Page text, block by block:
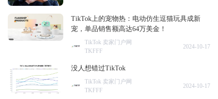
TikTok上的宠物热：电动仿生逗猫玩具成新
宠，单品销售额高达64万美金！
TikTok 卖家门户网
TKFFF
2024-10-17
没人想错过TikTok
TikTok 卖家门户网
TKFFF
2024-10-17